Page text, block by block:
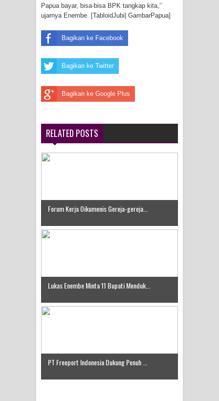
Mentan Tinjau Program Cetak Sawah
Tersangka Kasus Korupsi Jalan
Lingkar
at Indonesia's National Craft
Anniversary in Makassar
Papua bayar, bisa-bisa BPK tangkap kita,’’
ujarnya Enembe. [TabloidJubi| GambarPapua]
Bagikan ke Facebook
Bagikan ke Twitter
Bagikan ke Google Plus
RELATED POSTS
Forum Kerja Oikumenis Gereja-gereja...
Lukas Enembe Minta 11 Bupati Menduk...
PT Freeport Indonesia Dukung Penuh ...